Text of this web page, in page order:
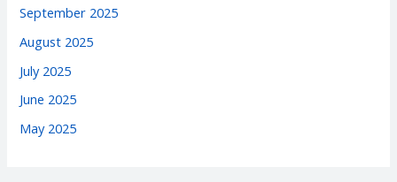
September 2025
August 2025
July 2025
June 2025
May 2025